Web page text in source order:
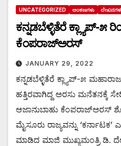
UNCATEGORIZED ಅಂಕಣಗಳು
ಕನ್ನಡಬೆಳ್ಳಿತೆರೆ ಕ್ಲ್ಯಾಪ್-೫ ರಿಯಲ್‌ಹೀರೋ
ಕೆಂಪರಾಜ್‌ಅರಸ್
JANUARY 29, 2022
ಕನ್ನಡಬೆಳ್ಳಿತೆರೆ ಕ್ಲ್ಯಾಪ್-೫
ಹತ್ತಿರವಾಗಿದ್ದ ಅರಸು ಮನೆತನಕ್ಕೆ
ಆಜಾನುಬಾಹು ಕೆಂಪರಾಜ್‌ಅರಸ್
ಮೈಸೂರು ರಾಜ್ಯವನ್ನು
ಮಾಡಿದ ಮಾಜಿ ಮುಖ್ಯಮಂತ್ರಿ ಡಿ.